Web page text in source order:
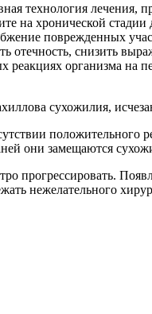
технология
на хронической
поврежденных
отечность, снизить
реакциях организма
сухожилия,
положительного
они замещаются
прогрессировать.
нежелательного